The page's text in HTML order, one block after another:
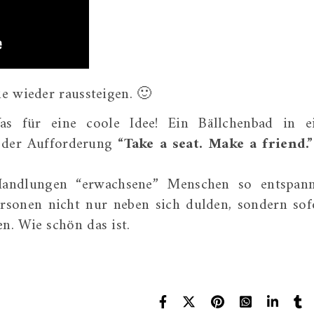
wieder raussteigen. 🙂
für eine coole Idee! Ein Bällchenbad in
Aufforderung “Take a seat. Make a friend.”
“erwachsene” Menschen so
nicht nur neben sich dulden, sondern
Wie schön das ist.